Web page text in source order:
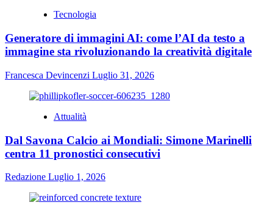
Tecnologia
Generatore di immagini AI: come l’AI da testo a
immagine sta rivoluzionando la creatività digitale
Francesca Devincenzi Luglio 31, 2026
Attualità
Dal Savona Calcio ai Mondiali: Simone Marinelli
centra 11 pronostici consecutivi
Redazione Luglio 1, 2026